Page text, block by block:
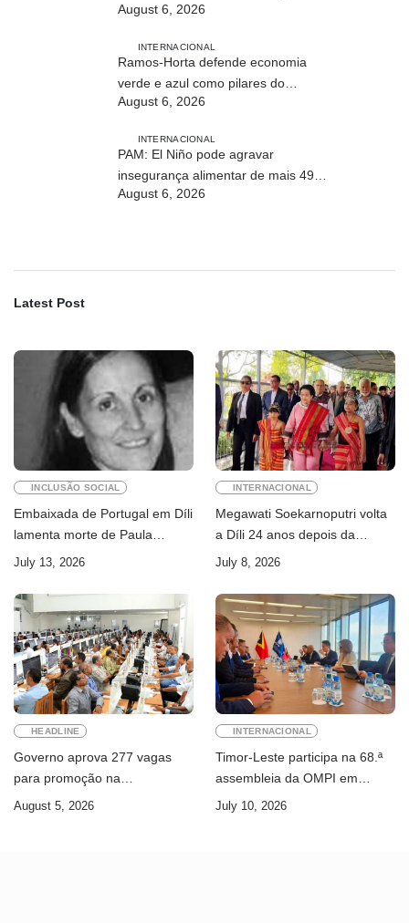
conhecer processo de paz no país
August 6, 2026
INTERNACIONAL
Ramos-Horta defende economia
verde e azul como pilares do
desenvolvimento sustentável de
August 6, 2026
INTERNACIONAL
PAM: El Niño pode agravar
insegurança alimentar de mais 49
milhões de pessoas até 2027
August 6, 2026
Latest Post
INCLUSÃO SOCIAL
Embaixada de Portugal em Díli
lamenta morte de Paula
Ferreira Pinto
July 13, 2026
INTERNACIONAL
Megawati Soekarnoputri volta
a Díli 24 anos depois da
primeira visita
July 8, 2026
HEADLINE
Governo aprova 277 vagas
para promoção na
Administração Pública
August 5, 2026
INTERNACIONAL
Timor-Leste participa na 68.ª
assembleia da OMPI em
Genebra
July 10, 2026